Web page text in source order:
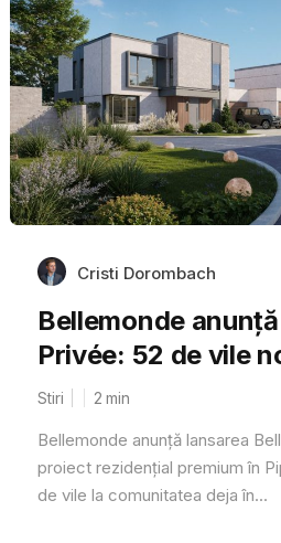
Cristi Dorombach
Bellemonde
Privée: 52 de vile
Stiri 2 min
Bellemonde anunță lansarea
proiect rezidențial premium în
de vile la comunitatea deja în...